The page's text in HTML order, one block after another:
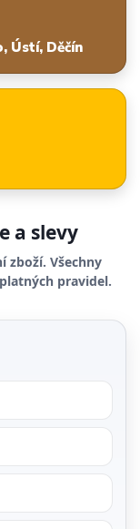
Ústí, Děčín
a slevy
zboží. Všechny
pravidel.